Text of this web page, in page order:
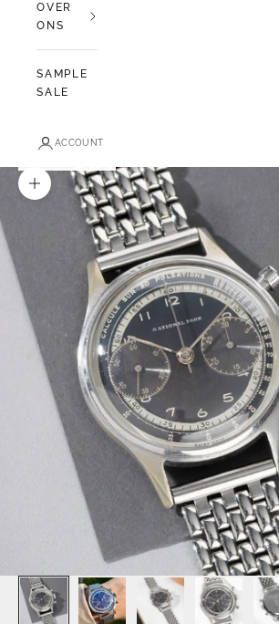
OVER
ONS
SAMPLE
SALE
ACCOUNT
In-/uitzoomen